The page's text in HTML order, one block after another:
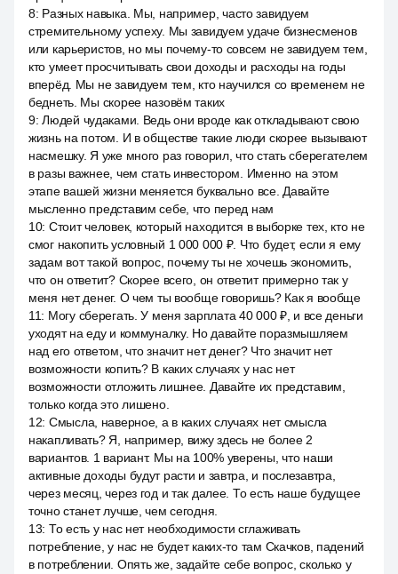
8: Разных навыка. Мы, например, часто завидуем
стремительному успеху. Мы завидуем удаче бизнесменов
или карьеристов, но мы почему-то совсем не завидуем тем,
кто умеет просчитывать свои доходы и расходы на годы
вперёд. Мы не завидуем тем, кто научился со временем не
беднеть. Мы скорее назовём таких
9:Людей чудаками. Ведь они вроде как откладывают свою
жизнь на потом. И в обществе такие люди скорее вызывают
насмешку. Я уже много раз говорил, что стать сберегателем
в разы важнее, чем стать инвестором. Именно на этом
этапе вашей жизни меняется буквально все. Давайте
мысленно представим себе, что перед нам
10: Стоит человек, который находится в выборке тех, кто не
смог накопить условный 1 000 000 ₽. Что будет, если я ему
задам вот такой вопрос, почему ты не хочешь экономить,
что он ответит? Скорее всего, он ответит примерно так у
меня нет денег. О чем ты вообще говоришь? Как я вообще
11: Могу сберегать. У меня зарплата 40 000 ₽, и все деньги
уходят на еду и коммуналку. Но давайте поразмышляем
над его ответом, что значит нет денег? Что значит нет
возможности копить? В каких случаях у нас нет
возможности отложить лишнее. Давайте их представим,
только когда это лишено.
12: Смысла, наверное, а в каких случаях нет смысла
накапливать? Я, например, вижу здесь не более 2
вариантов. 1 вариант. Мы на 100% уверены, что наши
активные доходы будут расти и завтра, и послезавтра,
через месяц, через год и так далее. То есть наше будущее
точно станет лучше, чем сегодня.
13: То есть у нас нет необходимости сглаживать
потребление, у нас не будет каких-то там Скачков, падений
в потреблении. Опять же, задайте себе вопрос, сколько у